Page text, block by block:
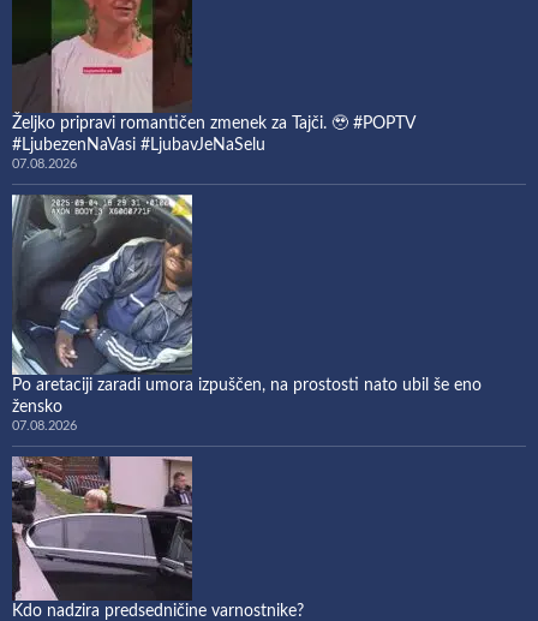
Željko pripravi romantičen zmenek za Tajči. 🥹 #POPTV
#LjubezenNaVasi #LjubavJeNaSelu
07.08.2026
Po aretaciji zaradi umora izpuščen, na prostosti nato ubil še eno
žensko
07.08.2026
Kdo nadzira predsedničine varnostnike?